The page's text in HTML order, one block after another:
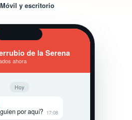
Móvil y escritorio
de la Serena
ahora
Hoy
por aquí? 17:08